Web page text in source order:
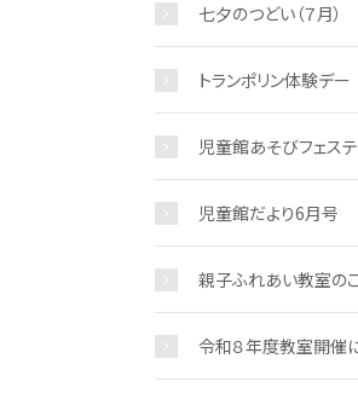
七夕のつどい（７月）
トランポリン体験デー
児童館あそびフェス
児童館だより6月号
親子ふれあい教室の
令和８年度教室開催